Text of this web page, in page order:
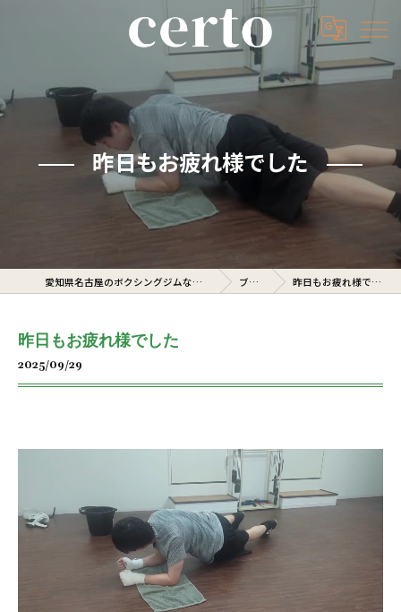
昨日もお疲れ様でした
愛知県名古屋のボクシングジムならcerto ブログ 昨日もお疲れ様でした
昨日もお疲れ様でした
2025/09/29